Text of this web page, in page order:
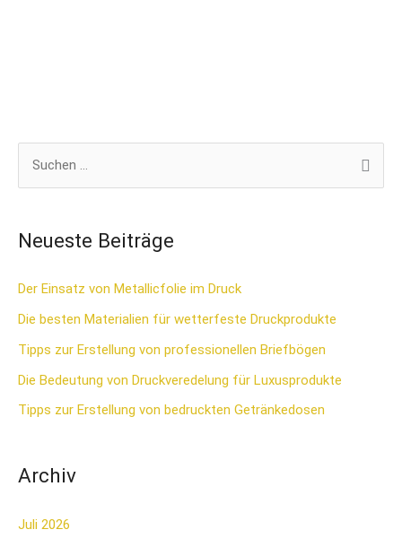
h
a
c
h
Neueste Beiträge
Der Einsatz von Metallicfolie im Druck
Die besten Materialien für wetterfeste Druckprodukte
Tipps zur Erstellung von professionellen Briefbögen
Die Bedeutung von Druckveredelung für Luxusprodukte
Tipps zur Erstellung von bedruckten Getränkedosen
Archiv
Juli 2026